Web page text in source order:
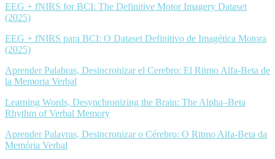
EEG + fNIRS for BCI: The Definitive Motor Imagery Dataset
(2025)
EEG + fNIRS para BCI: O Dataset Definitivo de Imagética Motora
(2025)
Aprender Palabras, Desincronizar el Cerebro: El Ritmo Alfa-Beta de
la Memoria Verbal
Learning Words, Desynchronizing the Brain: The Alpha–Beta
Rhythm of Verbal Memory
Aprender Palavras, Desincronizar o Cérebro: O Ritmo Alfa-Beta da
Memória Verbal